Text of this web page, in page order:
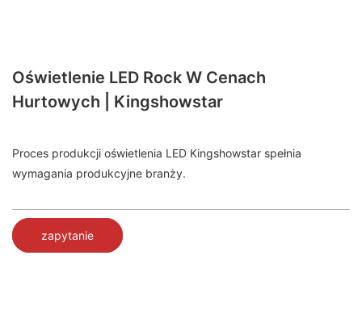
Oświetlenie LED Rock W Cenach
Hurtowych | Kingshowstar
Proces produkcji oświetlenia LED Kingshowstar spełnia
wymagania produkcyjne branży.
zapytanie